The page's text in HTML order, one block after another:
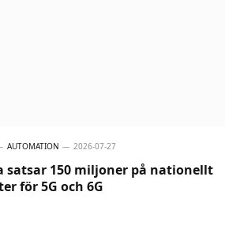
AUTOMATION 2026-07-27
satsar 150 miljoner på nationellt
för 5G och 6G